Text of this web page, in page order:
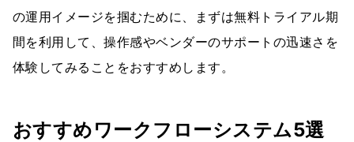
の運用イメージを掴むために、まずは無料トライアル期
間を利用して、操作感やベンダーのサポートの迅速さを
体験してみることをおすすめします。
おすすめワークフローシステム5選